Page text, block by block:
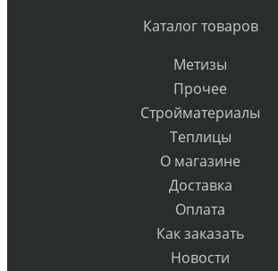
Каталог товаров
Метизы
Прочее
Стройматериалы
Теплицы
О магазине
Доставка
Оплата
Как заказать
Новости